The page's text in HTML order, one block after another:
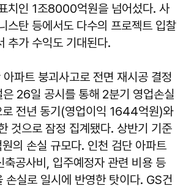
치인 1조8000억원을 넘어섰다. 사
스탄 등에서도 다수의 프로젝트 입찰
추가 수익도 기대된다.
파트 붕괴사고로 전면 재시공 결정
26일 공시를 통해 2분기 영업손실
전년 동기(영업이익 1644억원)와
것으로 잠정 집계됐다. 상반기 기준
의 손실 규모다. 인천 검단 아파트
축공사비, 입주예정자 관련 비용 등
실로 일시에 반영한 탓이다. GS건